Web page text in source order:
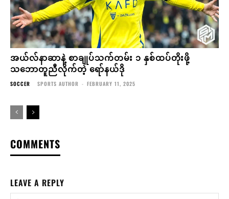
အယ်လ်နာဆာနဲ့ စာချုပ်သက်တမ်း ၁ နှစ်ထပ်တိုးဖို့
သဘောတူညီလိုက်တဲ့ ရော်နယ်ဒို
SOCCER SPORTS AUTHOR - FEBRUARY 11, 2025
COMMENTS
LEAVE A REPLY